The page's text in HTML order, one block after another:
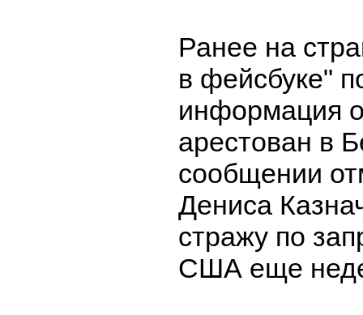
Ранее на
в фейсбуке"
информация
арестован в
сообщении
Дениса
стражу по
США еще